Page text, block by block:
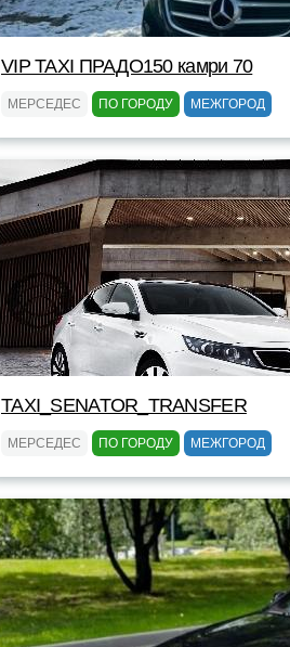
VIP TAXI ПРАДО150 камри 70
МЕРСЕДЕС ПО ГОРОДУ МЕЖГОРОД
TAXI_SENATOR_TRANSFER
МЕРСЕДЕС ПО ГОРОДУ МЕЖГОРОД